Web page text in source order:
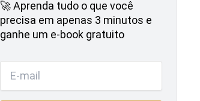
🚀 Aprenda tudo o que você
precisa em apenas 3 minutos e
ganhe um e-book gratuito